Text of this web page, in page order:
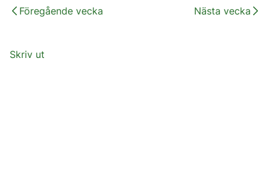
Föregående vecka Nästa vecka
Skriv ut